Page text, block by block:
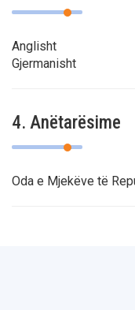
Anglisht
Gjermanisht
4. Anëtarësime
Oda e Mjekëve të